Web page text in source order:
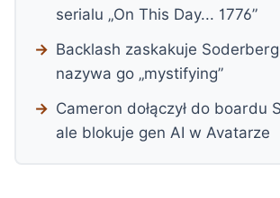
serialu „On This Day... 1776”
Backlash zaskakuje
nazywa go „mystifying”
Cameron dołączył do boardu
ale blokuje gen AI w Avatarze